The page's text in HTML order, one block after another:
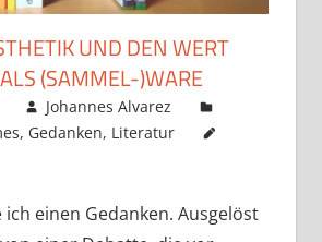
UND DEN WERT
(SAMMEL-)WARE
Johannes Alvarez
, Gedanken, Literatur
einen Gedanken. Ausgelöst